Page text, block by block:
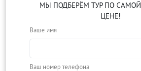
МЫ ПОДБЕРЁМ ТУР ПО САМОЙ
ЦЕНЕ!
Ваше имя
Ваш номер телефона